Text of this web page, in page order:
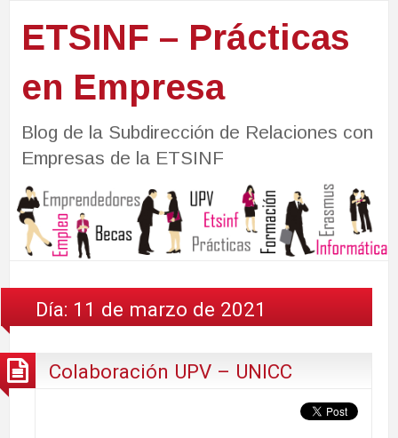
ETSINF – Prácticas
en Empresa
Blog de la Subdirección de Relaciones con
Empresas de la ETSINF
Día: 11 de marzo de 2021
Colaboración UPV – UNICC